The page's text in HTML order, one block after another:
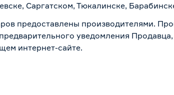
Саргатском, Тюкалинске,
предоставлены производителями.
уведомления
интернет-сайте.